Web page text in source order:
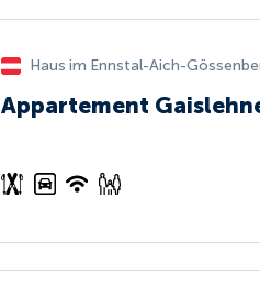
Haus im Ennstal-Aich-
Appartement